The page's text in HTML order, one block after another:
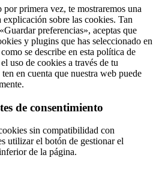
primera vez, te mostraremos una
explicación sobre las cookies. Tan
preferencias», aceptas que
y plugins que has seleccionado en
se describe en esta política de
uso de cookies a través de tu
en cuenta que nuestra web puede
de consentimiento
sin compatibilidad con
utilizar el botón de gestionar el
de la página.